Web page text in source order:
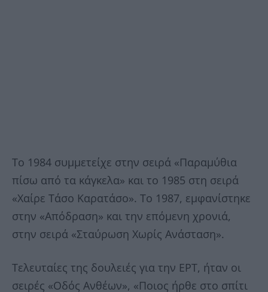
Το 1984 συμμετείχε στην σειρά «Παραμύθια
πίσω από τα κάγκελα» και το 1985 στη σειρά
«Χαίρε Τάσο Καρατάσο». Το 1987, εμφανίστηκε
στην «Απόδραση» και την επόμενη χρονιά,
στην σειρά «Σταύρωση Χωρίς Ανάσταση».
Τελευταίες της δουλειές για την ΕΡΤ, ήταν οι
σειρές «Οδός Ανθέων», «Ποιος ήρθε στο σπίτι